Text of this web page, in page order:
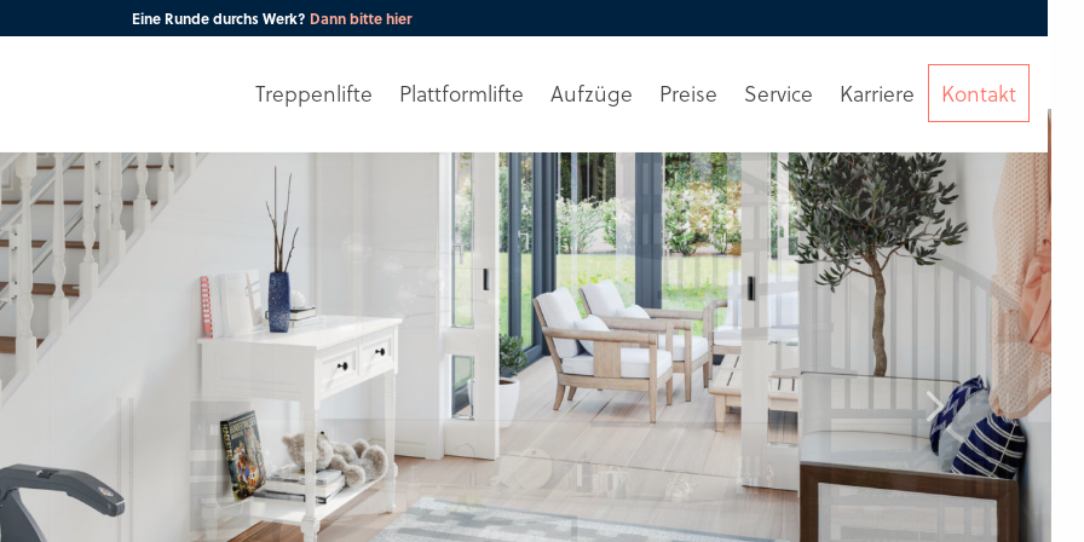
Eine Runde durchs Werk? Dann bitte hier
Treppenlifte Plattformlifte Aufzüge Preise Service Karriere Kontakt
Ihre PLZ Beratunganfordern